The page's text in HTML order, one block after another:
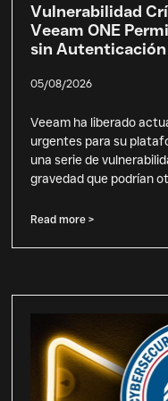
Vulnerabilidad
Veeam ONE
sin Autenticación
05/08/2026
Veeam ha liberado
urgentes para su
una serie de
gravedad que podrían
Read more >